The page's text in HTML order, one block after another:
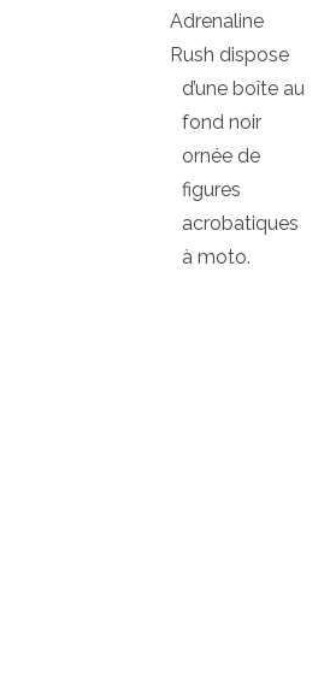
Adrenaline
Rush dispose
d’une boîte au
fond noir
ornée de
figures
acrobatiques
à moto.